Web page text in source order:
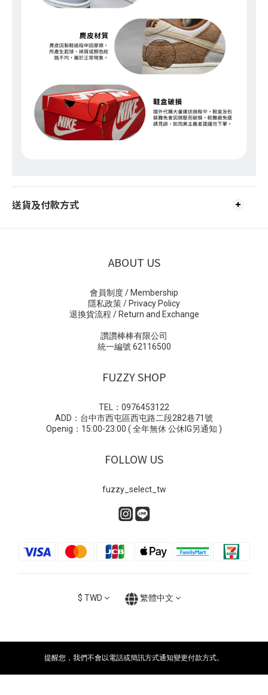
送貨及付款方式
ABOUT US
會員制度 / Membership
隱私政策 / Privacy Policy
退換貨流程 / Return and Exchange
讚讚棒棒有限公司
統一編號 62116500
FUZZY SHOP
TEL：0976453122
ADD：台中市西屯區西屯路二段282巷71號
Openig：15:00-23:00 ( 全年無休 公休IG另通知 )
FOLLOW US
fuzzy_select_tw
$ TWD 繁體中文
提醒您，我們不會以電話或簡訊方式通知變更付款方式。